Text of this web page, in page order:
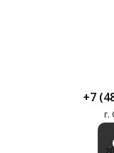
+7
г.